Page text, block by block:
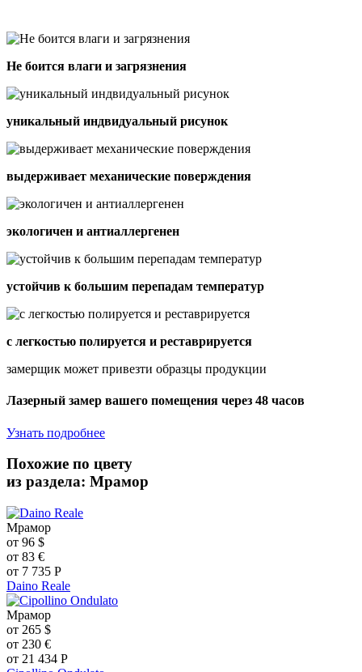
Не боится влаги и загрязнения
уникальный индвидуальный рисунок
выдерживает механические поверждения
экологичен и антиаллергенен
устойчив к большим перепадам температур
с легкостью полируется и реставрируется
замерщик может привезти образцы продукции
Лазерный замер вашего помещения через 48 часов
Узнать подробнее
Похожие по цвету
из раздела: Мрамор
Мрамор
от 96 $
от 83 €
от 7 735 Р
Daino Reale
Мрамор
от 265 $
от 230 €
от 21 434 Р